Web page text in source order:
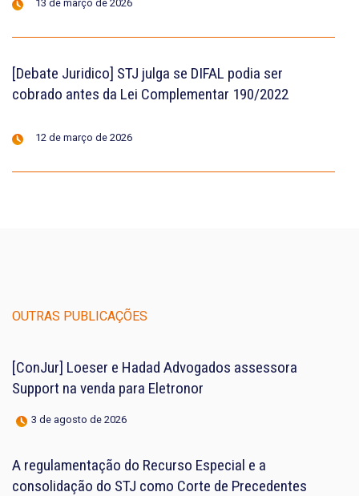
13 de março de 2026
[Debate Juridico] STJ julga se DIFAL podia ser
cobrado antes da Lei Complementar 190/2022
12 de março de 2026
OUTRAS PUBLICAÇÕES
[ConJur] Loeser e Hadad Advogados assessora
Support na venda para Eletronor
3 de agosto de 2026
A regulamentação do Recurso Especial e a
consolidação do STJ como Corte de Precedentes